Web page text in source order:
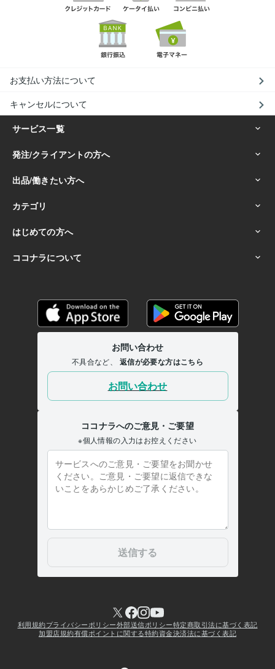
お支払い方法について
キャンセルについて